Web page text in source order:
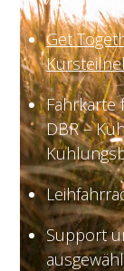
Get
Fahrkarte
DBR –
Support